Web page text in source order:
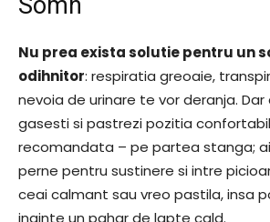
Nu prea exista solutie pentru un
odihnitor: respiratia greoaie,
nevoia de urinare te vor deranja. Dar
gasesti si pastrezi pozitia
recomandata – pe partea stanga;
perne pentru sustinere si intre
ceai calmant sau vreo pastila, insa
inainte un pahar de lapte cald.